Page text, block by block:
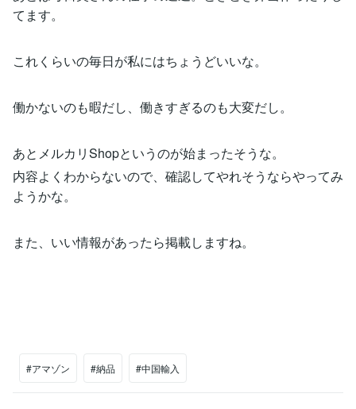
てます。
これくらいの毎日が私にはちょうどいいな。
働かないのも暇だし、働きすぎるのも大変だし。
あとメルカリShopというのが始まったそうな。
内容よくわからないので、確認してやれそうならやってみ
ようかな。
また、いい情報があったら掲載しますね。
#アマゾン #納品 #中国輸入